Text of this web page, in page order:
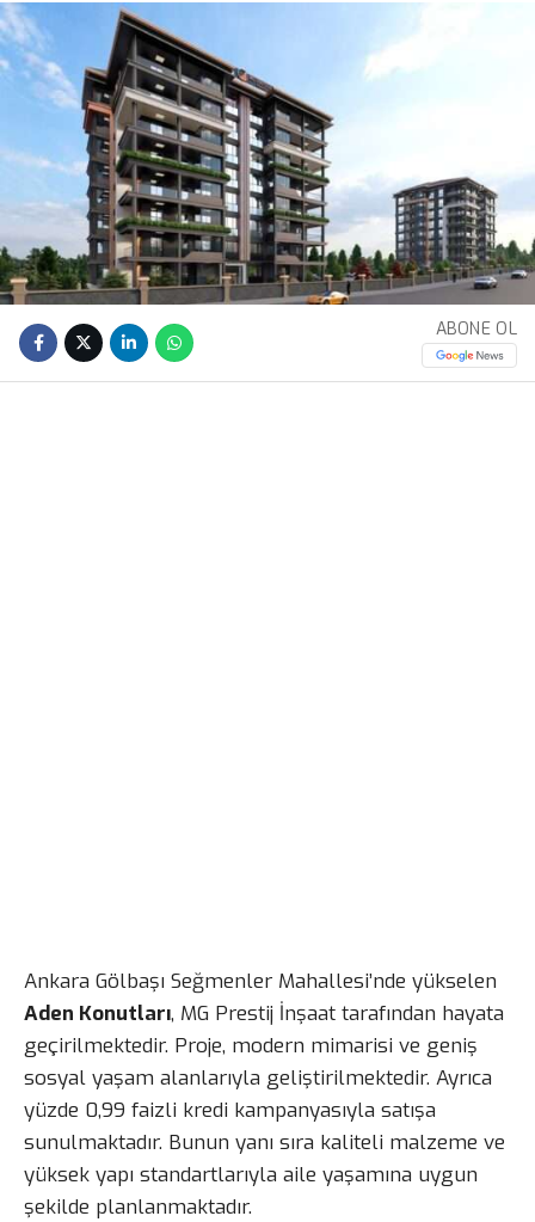
ABONE OL
Ankara Gölbaşı Seğmenler Mahallesi’nde yükselen
Aden Konutları, MG Prestij İnşaat tarafından hayata
geçirilmektedir. Proje, modern mimarisi ve geniş
sosyal yaşam alanlarıyla geliştirilmektedir. Ayrıca
yüzde 0,99 faizli kredi kampanyasıyla satışa
sunulmaktadır. Bunun yanı sıra kaliteli malzeme ve
yüksek yapı standartlarıyla aile yaşamına uygun
şekilde planlanmaktadır.